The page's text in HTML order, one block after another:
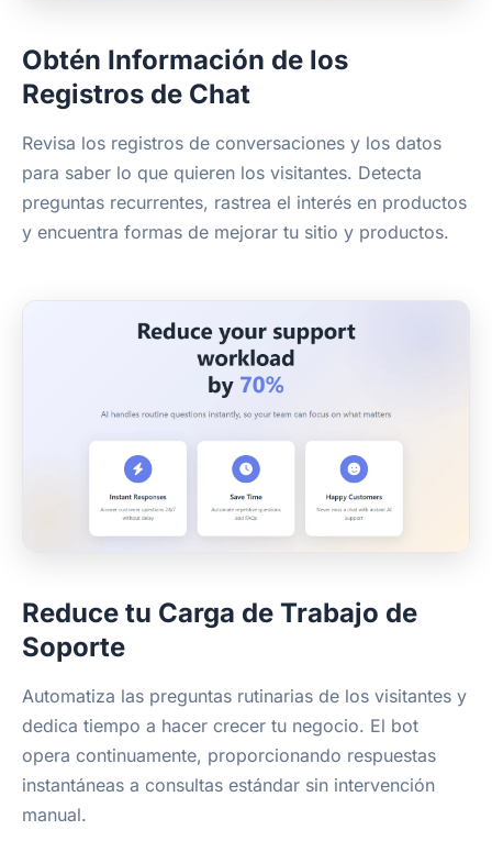
Obtén Información de los
Registros de Chat
Revisa los registros de conversaciones y los datos
para saber lo que quieren los visitantes. Detecta
preguntas recurrentes, rastrea el interés en productos
y encuentra formas de mejorar tu sitio y productos.
Reduce tu Carga de Trabajo de
Soporte
Automatiza las preguntas rutinarias de los visitantes y
dedica tiempo a hacer crecer tu negocio. El bot
opera continuamente, proporcionando respuestas
instantáneas a consultas estándar sin intervención
manual.